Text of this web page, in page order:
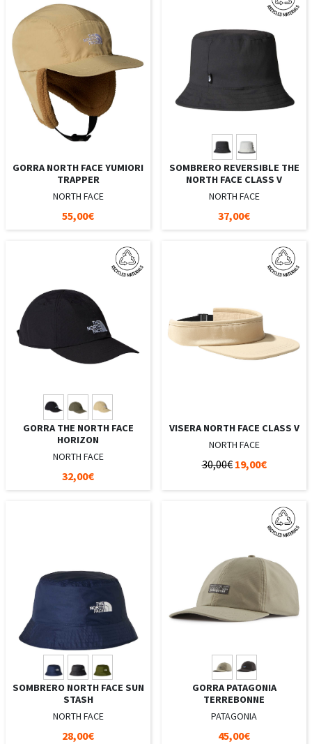
GORRA NORTH FACE YUMIORI
TRAPPER
NORTH FACE
55,00€
SOMBRERO REVERSIBLE THE
NORTH FACE CLASS V
NORTH FACE
37,00€
GORRA THE NORTH FACE
HORIZON
NORTH FACE
32,00€
VISERA NORTH FACE CLASS V
NORTH FACE
30,00€ 19,00€
SOMBRERO NORTH FACE SUN
STASH
NORTH FACE
28,00€
GORRA PATAGONIA
TERREBONNE
PATAGONIA
45,00€